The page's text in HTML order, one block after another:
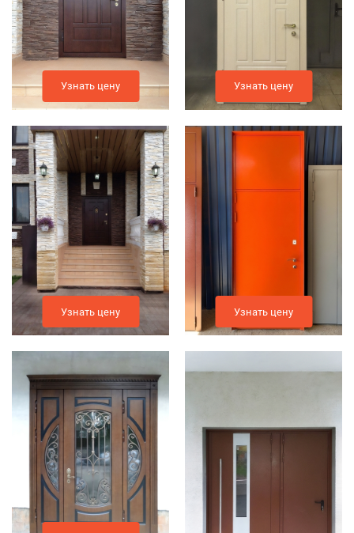
Узнать цену
Узнать цену
Узнать цену
Узнать цену